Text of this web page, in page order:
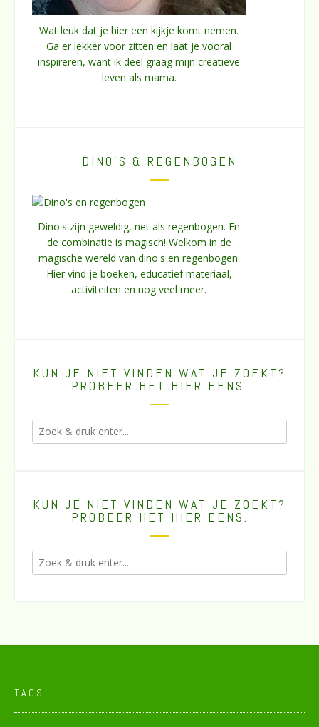
Wat leuk dat je hier een kijkje komt nemen.
Ga er lekker voor zitten en laat je vooral
inspireren, want ik deel graag mijn creatieve
leven als mama.
DINO’S & REGENBOGEN
Dino's zijn geweldig, net als regenbogen. En
de combinatie is magisch! Welkom in de
magische wereld van dino's en regenbogen.
Hier vind je boeken, educatief materiaal,
activiteiten en nog veel meer.
KUN JE NIET VINDEN WAT JE ZOEKT?
PROBEER HET HIER EENS.
KUN JE NIET VINDEN WAT JE ZOEKT?
PROBEER HET HIER EENS.
TAGS